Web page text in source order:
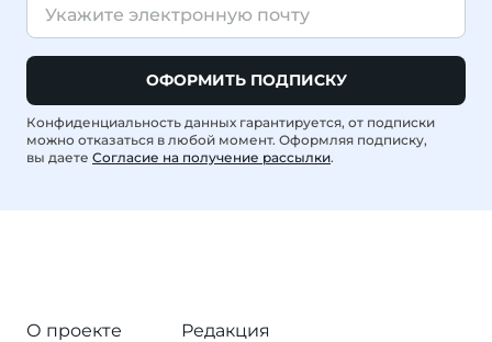
ОФОРМИТЬ ПОДПИСКУ
Конфиденциальность данных гарантируется, от подписки
можно отказаться в любой момент. Оформляя подписку,
вы даете Согласие на получение рассылки.
О проекте
Редакция